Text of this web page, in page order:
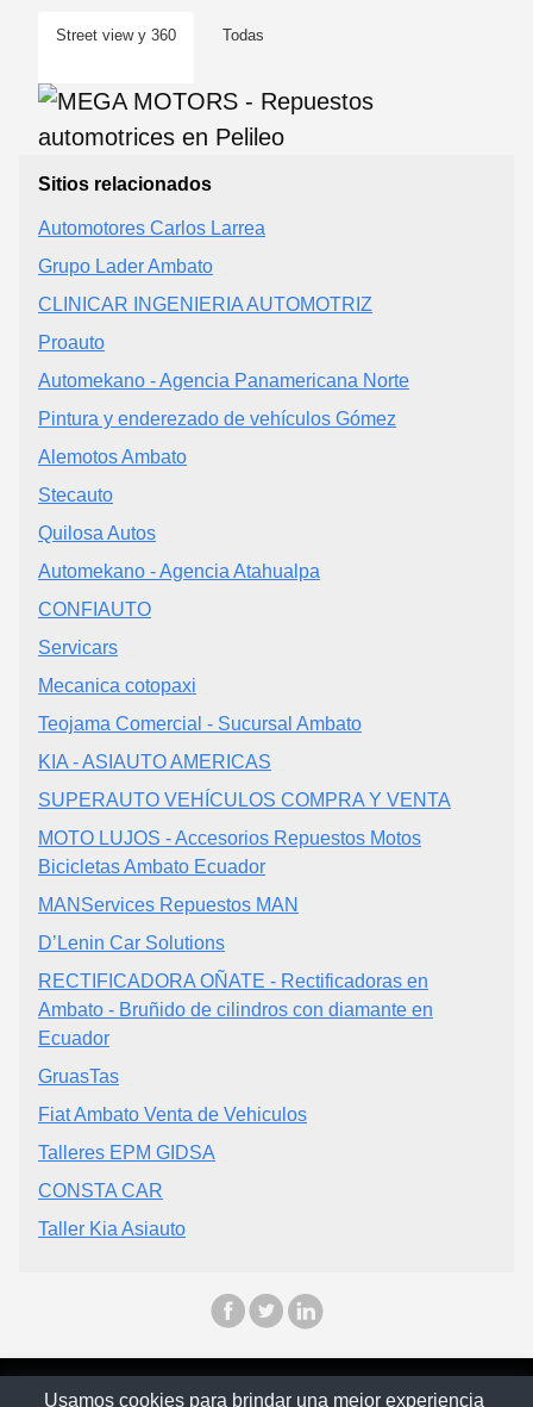
Street view y 360 Todas
Sitios relacionados
Automotores Carlos Larrea
Grupo Lader Ambato
CLINICAR INGENIERIA AUTOMOTRIZ
Proauto
Automekano - Agencia Panamericana Norte
Pintura y enderezado de vehículos Gómez
Alemotos Ambato
Stecauto
Quilosa Autos
Automekano - Agencia Atahualpa
CONFIAUTO
Servicars
Mecanica cotopaxi
Teojama Comercial - Sucursal Ambato
KIA - ASIAUTO AMERICAS
SUPERAUTO VEHÍCULOS COMPRA Y VENTA
MOTO LUJOS - Accesorios Repuestos Motos
Bicicletas Ambato Ecuador
MANServices Repuestos MAN
D’Lenin Car Solutions
RECTIFICADORA OÑATE - Rectificadoras en
Ambato - Bruñido de cilindros con diamante en
Ecuador
GruasTas
Fiat Ambato Venta de Vehiculos
Talleres EPM GIDSA
CONSTA CAR
Taller Kia Asiauto
© Ecuapinoo 2025
Usamos cookies para brindar una mejor experiencia